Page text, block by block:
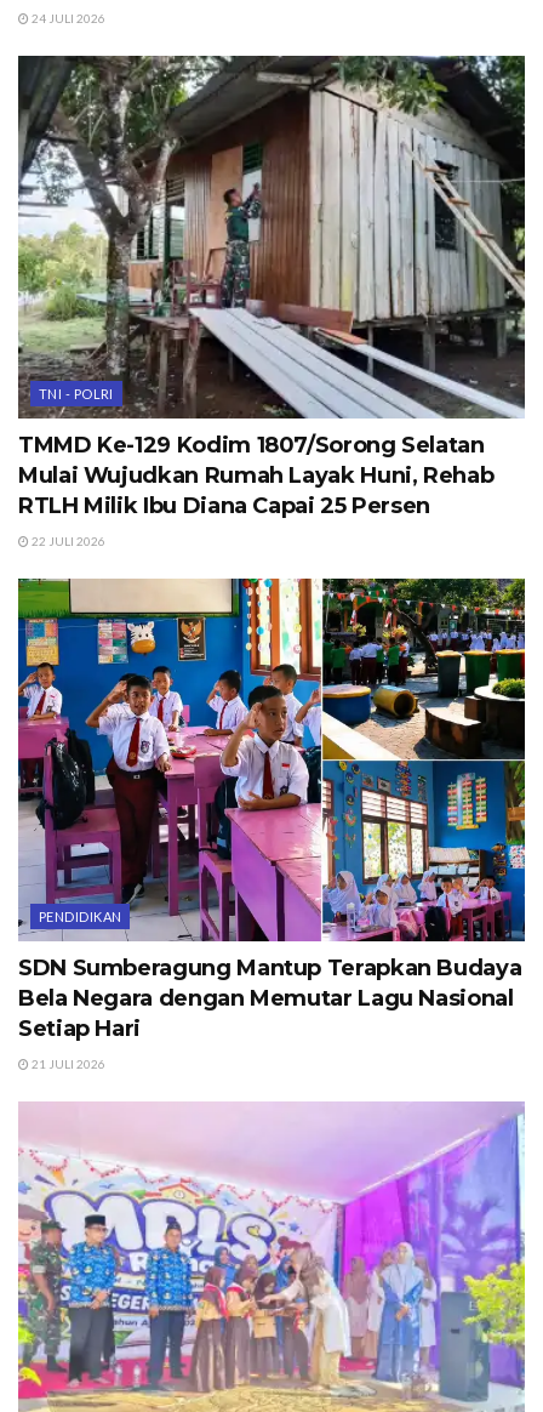
24 JULI 2026
TNI - POLRI
TMMD Ke-129 Kodim 1807/Sorong Selatan
Mulai Wujudkan Rumah Layak Huni, Rehab
RTLH Milik Ibu Diana Capai 25 Persen
22 JULI 2026
PENDIDIKAN
SDN Sumberagung Mantup Terapkan Budaya
Bela Negara dengan Memutar Lagu Nasional
Setiap Hari
21 JULI 2026